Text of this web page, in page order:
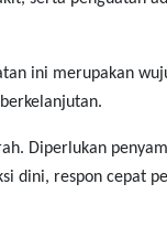
ini merupakan
Diperlukan
dini, respon cepat